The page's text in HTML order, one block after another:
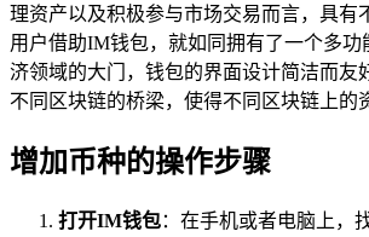
理资产以及积极参与市场交易而言，具有
用户借助IM钱包，就如同拥有了一个多
济领域的大门，钱包的界面设计简洁而
不同区块链的桥梁，使得不同区块链上的
增加币种的操作步骤
打开IM钱包：在手机或者电脑上，